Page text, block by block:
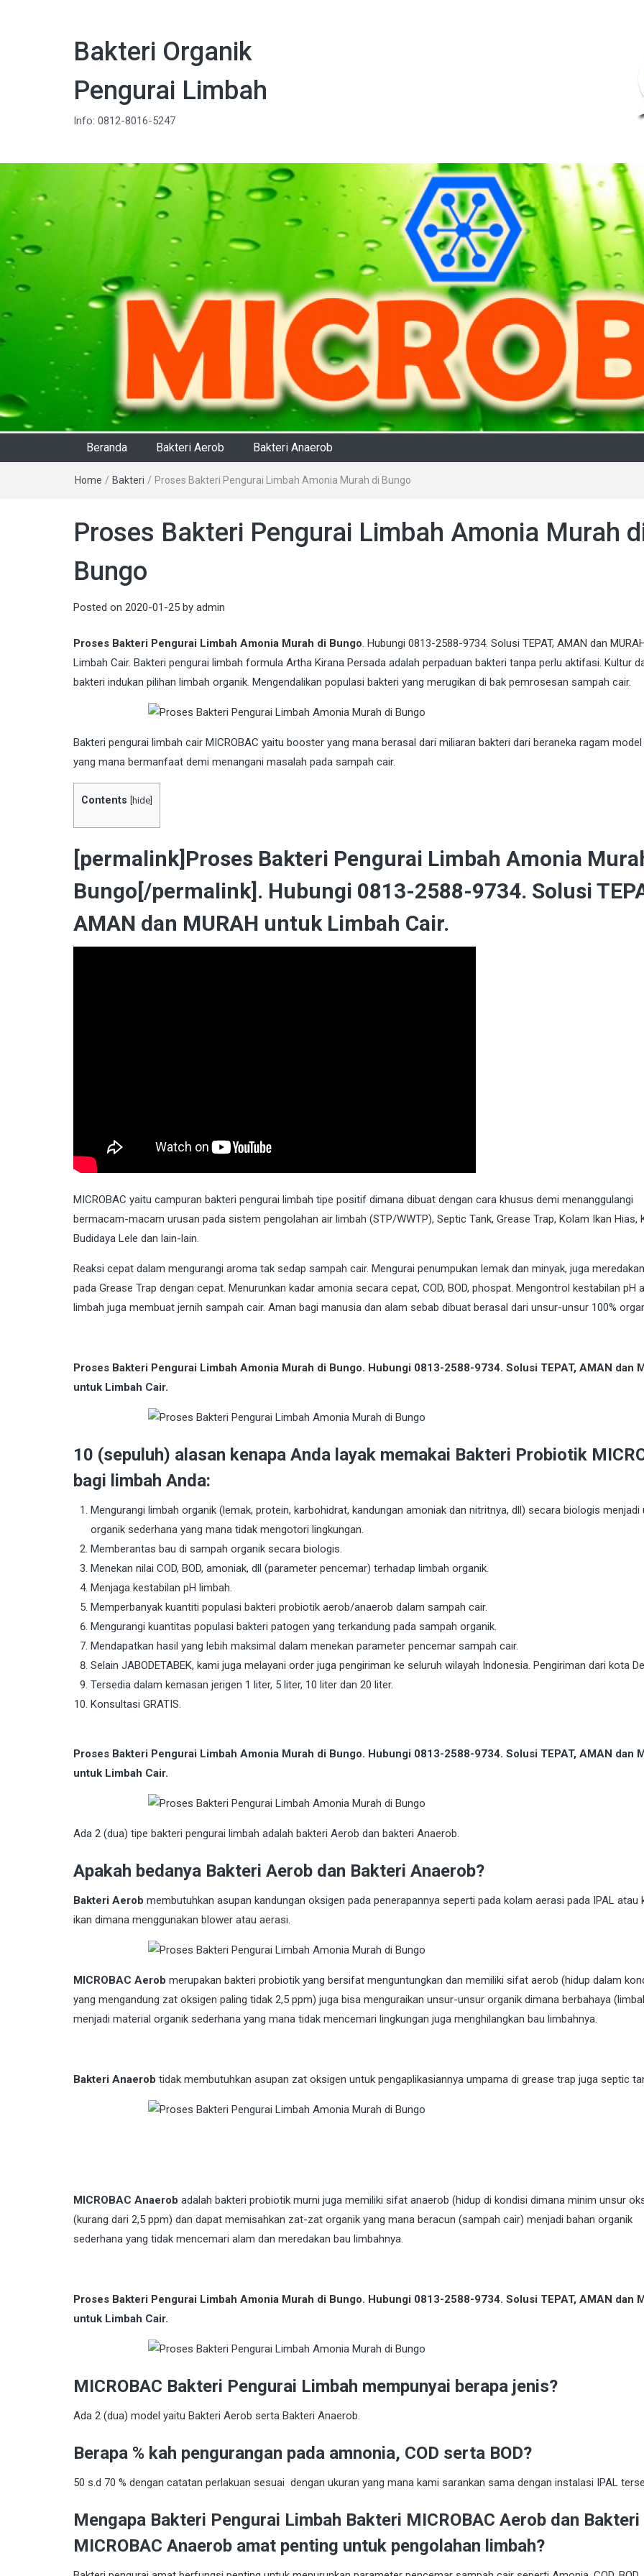
Bakteri Organik
Pengurai Limbah
Info: 0812-8016-5247
Beranda Bakteri Aerob Bakteri Anaerob
Home / Bakteri / Proses Bakteri Pengurai Limbah Amonia Murah di Bungo
Proses Bakteri Pengurai Limbah Amonia Murah
Bungo
Posted on 2020-01-25 by admin
Proses Bakteri Pengurai Limbah Amonia Murah di Bungo. Hubungi 0813-2588-9734. Solusi TEPAT, AMAN dan
Limbah Cair. Bakteri pengurai limbah formula Artha Kirana Persada adalah perpaduan bakteri tanpa perlu aktifasi. Kultur
bakteri indukan pilihan limbah organik. Mengendalikan populasi bakteri yang merugikan di bak pemrosesan sampah cair.
Bakteri pengurai limbah cair MICROBAC yaitu booster yang mana berasal dari miliaran bakteri dari beraneka ragam
yang mana bermanfaat demi menangani masalah pada sampah cair.
Contents hide
[permalink]Proses Bakteri Pengurai Limbah Amonia
Bungo[/permalink]. Hubungi 0813-2588-9734. Solusi
AMAN dan MURAH untuk Limbah Cair.
MICROBAC yaitu campuran bakteri pengurai limbah tipe positif dimana dibuat dengan cara khusus demi menanggulangi
bermacam-macam urusan pada sistem pengolahan air limbah (STP/WWTP), Septic Tank, Grease Trap, Kolam Ikan Hias,
Budidaya Lele dan lain-lain.
Reaksi cepat dalam mengurangi aroma tak sedap sampah cair. Mengurai penumpukan lemak dan minyak, juga
pada Grease Trap dengan cepat. Menurunkan kadar amonia secara cepat, COD, BOD, phospat. Mengontrol kestabilan pH
limbah juga membuat jernih sampah cair. Aman bagi manusia dan alam sebab dibuat berasal dari unsur-unsur 100%
Proses Bakteri Pengurai Limbah Amonia Murah di Bungo. Hubungi 0813-2588-9734. Solusi TEPAT, AMAN dan
untuk Limbah Cair.
10 (sepuluh) alasan kenapa Anda layak memakai Bakteri Probiotik
bagi limbah Anda:
Mengurangi limbah organik (lemak, protein, karbohidrat, kandungan amoniak dan nitritnya, dll) secara biologis menjadi
organik sederhana yang mana tidak mengotori lingkungan.
Memberantas bau di sampah organik secara biologis.
Menekan nilai COD, BOD, amoniak, dll (parameter pencemar) terhadap limbah organik.
Menjaga kestabilan pH limbah.
Memperbanyak kuantiti populasi bakteri probiotik aerob/anaerob dalam sampah cair.
Mengurangi kuantitas populasi bakteri patogen yang terkandung pada sampah organik.
Mendapatkan hasil yang lebih maksimal dalam menekan parameter pencemar sampah cair.
Selain JABODETABEK, kami juga melayani order juga pengiriman ke seluruh wilayah Indonesia. Pengiriman dari kota
Tersedia dalam kemasan jerigen 1 liter, 5 liter, 10 liter dan 20 liter.
Konsultasi GRATIS.
Proses Bakteri Pengurai Limbah Amonia Murah di Bungo. Hubungi 0813-2588-9734. Solusi TEPAT, AMAN dan
untuk Limbah Cair.
Ada 2 (dua) tipe bakteri pengurai limbah adalah bakteri Aerob dan bakteri Anaerob.
Apakah bedanya Bakteri Aerob dan Bakteri Anaerob?
Bakteri Aerob membutuhkan asupan kandungan oksigen pada penerapannya seperti pada kolam aerasi pada IPAL atau
ikan dimana menggunakan blower atau aerasi.
MICROBAC Aerob merupakan bakteri probiotik yang bersifat menguntungkan dan memiliki sifat aerob (hidup dalam
yang mengandung zat oksigen paling tidak 2,5 ppm) juga bisa menguraikan unsur-unsur organik dimana berbahaya
menjadi material organik sederhana yang mana tidak mencemari lingkungan juga menghilangkan bau limbahnya.
Bakteri Anaerob tidak membutuhkan asupan zat oksigen untuk pengaplikasiannya umpama di grease trap juga septic
MICROBAC Anaerob adalah bakteri probiotik murni juga memiliki sifat anaerob (hidup di kondisi dimana minim unsur
(kurang dari 2,5 ppm) dan dapat memisahkan zat-zat organik yang mana beracun (sampah cair) menjadi bahan organik
sederhana yang tidak mencemari alam dan meredakan bau limbahnya.
Proses Bakteri Pengurai Limbah Amonia Murah di Bungo. Hubungi 0813-2588-9734. Solusi TEPAT, AMAN dan
untuk Limbah Cair.
MICROBAC Bakteri Pengurai Limbah mempunyai berapa jenis?
Ada 2 (dua) model yaitu Bakteri Aerob serta Bakteri Anaerob.
Berapa % kah pengurangan pada amnonia, COD serta BOD?
50 s.d 70 % dengan catatan perlakuan sesuai dengan ukuran yang mana kami sarankan sama dengan instalasi IPAL
Mengapa Bakteri Pengurai Limbah Bakteri MICROBAC Aerob dan Bakteri
MICROBAC Anaerob amat penting untuk pengolahan limbah?